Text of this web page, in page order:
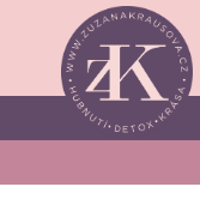
Přeskočit